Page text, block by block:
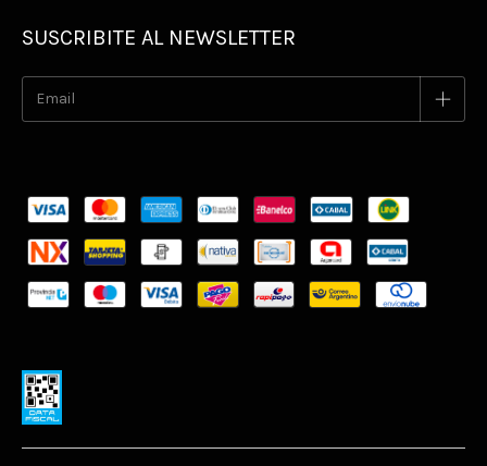
SUSCRIBITE AL NEWSLETTER